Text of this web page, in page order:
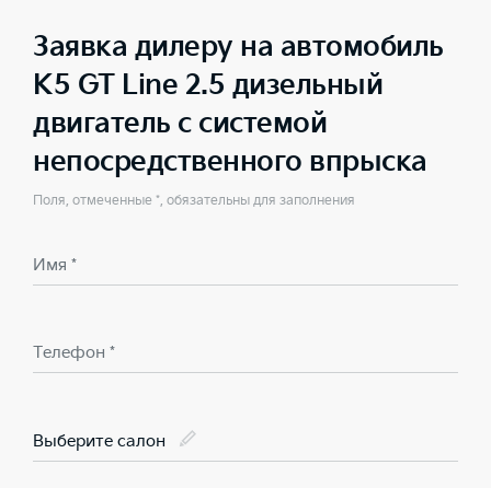
Заявка дилеру на автомобиль
K5 GT Line 2.5 дизельный
двигатель с системой
непосредственного впрыска
Поля, отмеченные *, обязательны для заполнения
Имя *
Телефон *
Выберите салон